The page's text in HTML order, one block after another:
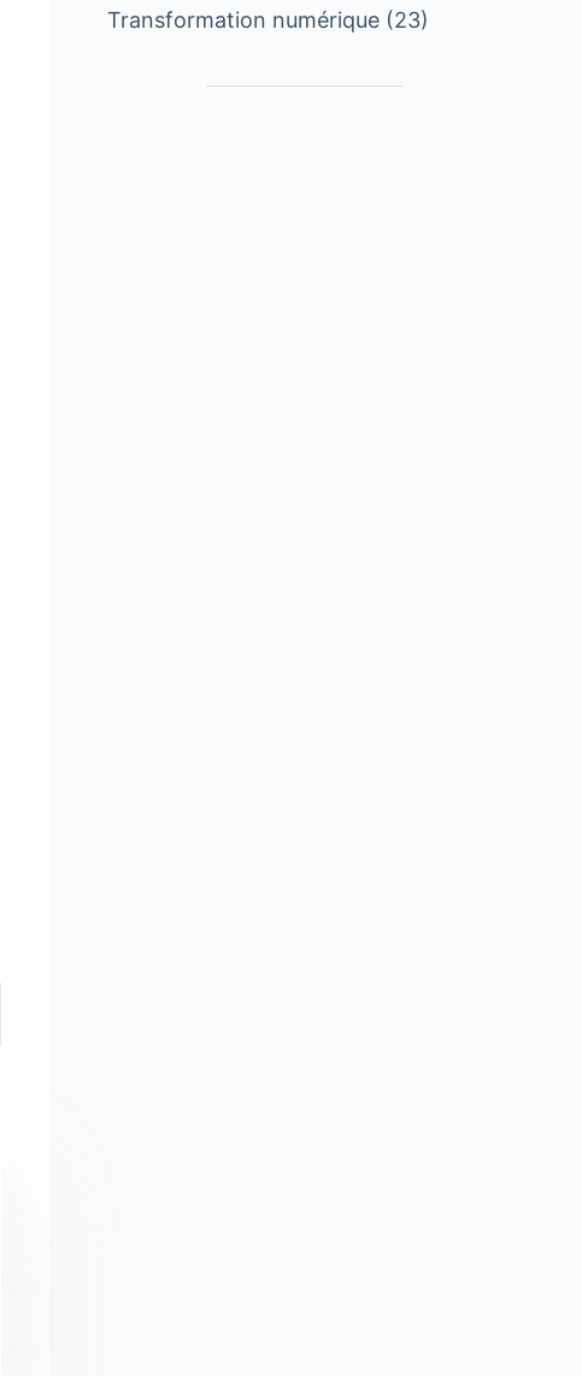
Transformation numérique (23)